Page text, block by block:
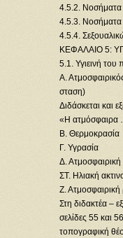
4.5.2. Νοσήματα
4.5.3. Νοσήματα
4.5.4.
ΚΕΦΑΛΑΙΟ 5:
5.1. Υγιεινή του
Α.
σταση)
Διδάσκεται και
«Η ατμόσφαιρα
Β. Θερμοκρασία
Γ. Υγρασία
Δ. Ατμοσφαιρική
ΣΤ. Ηλιακή
Ζ.
Στη διδακτέα –
σελίδες 55 και
τοπογραφική